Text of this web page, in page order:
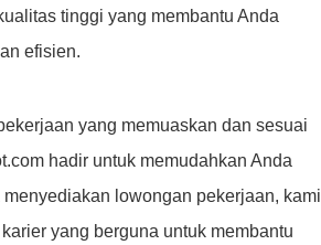
tinggi yang membantu Anda
efisien.
yang memuaskan dan sesuai
hadir untuk memudahkan Anda
lowongan pekerjaan, kami
yang berguna untuk membantu